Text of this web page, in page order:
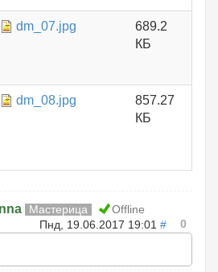
dm_07.jpg
689.2
КБ
dm_08.jpg
857.27
КБ
Мастерица
Offline
Пнд, 19.06.2017 19:01 # 0